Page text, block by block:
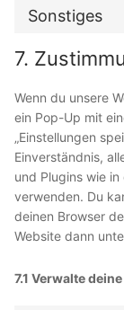
Sonstiges
7.
Wenn du unsere
ein Pop-Up mit
„Einstellungen
Einverständnis,
und Plugins wie
verwenden. Du
deinen Browser
Website dann
7.1 Verwalte